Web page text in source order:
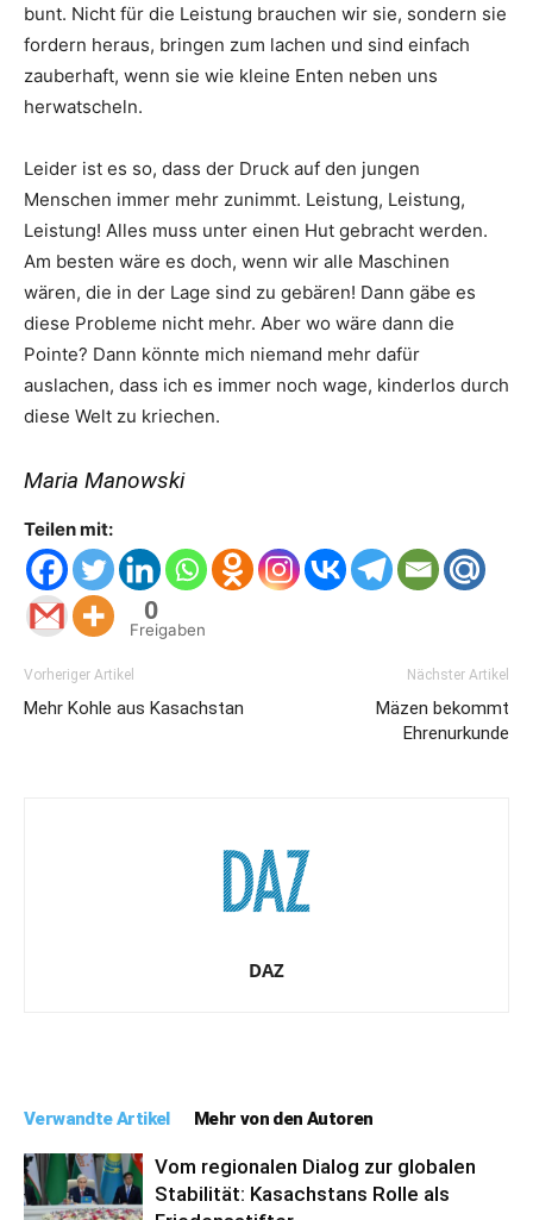
bunt. Nicht für die Leistung brauchen wir sie, sondern sie
fordern heraus, bringen zum lachen und sind einfach
zauberhaft, wenn sie wie kleine Enten neben uns
herwatscheln.
Leider ist es so, dass der Druck auf den jungen
Menschen immer mehr zunimmt. Leistung, Leistung,
Leistung! Alles muss unter einen Hut gebracht werden.
Am besten wäre es doch, wenn wir alle Maschinen
wären, die in der Lage sind zu gebären! Dann gäbe es
diese Probleme nicht mehr. Aber wo wäre dann die
Pointe? Dann könnte mich niemand mehr dafür
auslachen, dass ich es immer noch wage, kinderlos durch
diese Welt zu kriechen.
Maria Manowski
Teilen mit:
0
Freigaben
Vorheriger Artikel
Mehr Kohle aus Kasachstan
Nächster Artikel
Mäzen bekommt
Ehrenurkunde
DAZ
Verwandte Artikel Mehr von den Autoren
Vom regionalen Dialog zur globalen
Stabilität: Kasachstans Rolle als